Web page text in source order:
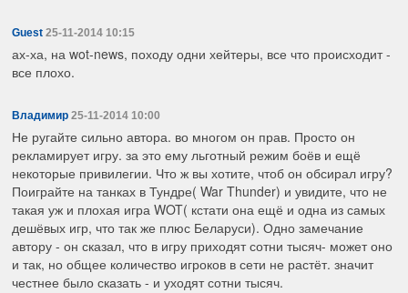
Guest 25-11-2014 10:15
ах-ха, на wot-news, походу одни хейтеры, все что происходит -
все плохо.
Владимир 25-11-2014 10:00
Не ругайте сильно автора. во многом он прав. Просто он
рекламирует игру. за это ему льготный режим боёв и ещё
некоторые привилегии. Что ж вы хотите, чтоб он обсирал игру?
Поиграйте на танках в Тундре( War Thunder) и увидите, что не
такая уж и плохая игра WOT( кстати она ещё и одна из самых
дешёвых игр, что так же плюс Беларуси). Одно замечание
автору - он сказал, что в игру приходят сотни тысяч- может оно
и так, но общее количество игроков в сети не растёт. значит
честнее было сказать - и уходят сотни тысяч.